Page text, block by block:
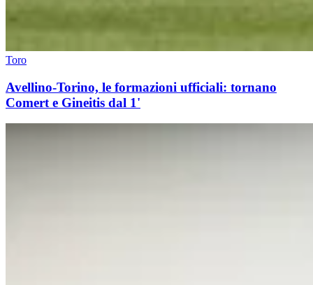
Toro
Avellino-Torino, le formazioni ufficiali: tornano
Comert e Gineitis dal 1'